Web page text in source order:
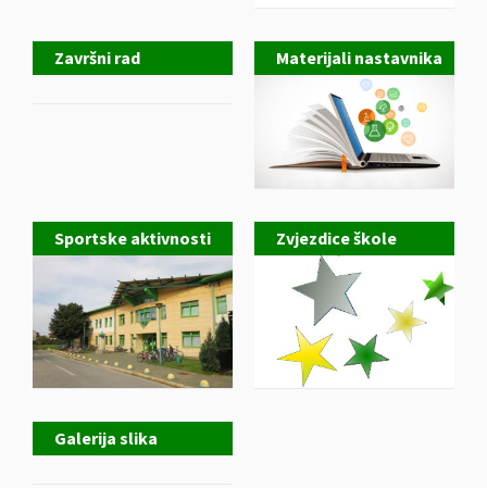
Završni rad Materijali nastavnika
Sportske aktivnosti Zvjezdice škole
Galerija slika